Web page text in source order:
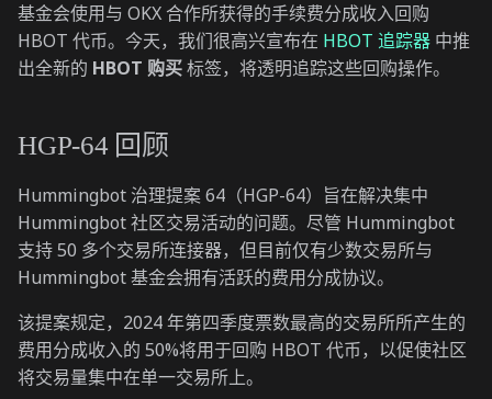
基金会使用与 OKX 合作所获得的手续费分成收入回购
HBOT 代币。今天，我们很高兴宣布在 HBOT 追踪器 中推
出全新的 HBOT 购买标签，将透明追踪这些回购操作。
HGP-64 回顾
Hummingbot 治理提案 64（HGP-64）旨在解决集中
Hummingbot 社区交易活动的问题。尽管 Hummingbot
支持 50 多个交易所连接器，但目前仅有少数交易所与
Hummingbot 基金会拥有活跃的费用分成协议。
该提案规定，2024 年第四季度票数最高的交易所所产生的
费用分成收入的 50%将用于回购 HBOT 代币，以促使社区
将交易量集中在单一交易所上。